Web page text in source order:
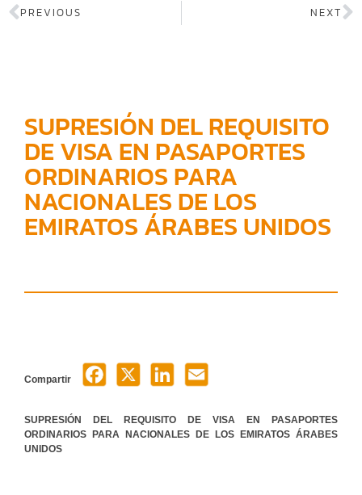
PREVIOUS NEXT
SUPRESIÓN DEL REQUISITO
DE VISA EN PASAPORTES
ORDINARIOS PARA
NACIONALES DE LOS
EMIRATOS ÁRABES UNIDOS
Compartir
SUPRESIÓN DEL REQUISITO DE VISA EN PASAPORTES
ORDINARIOS PARA NACIONALES DE LOS EMIRATOS ÁRABES
UNIDOS